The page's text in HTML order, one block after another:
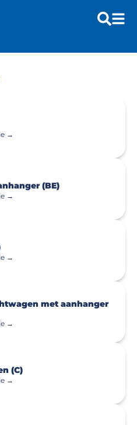
→
(BE)
→
→
met aanhanger
→
(C)
→